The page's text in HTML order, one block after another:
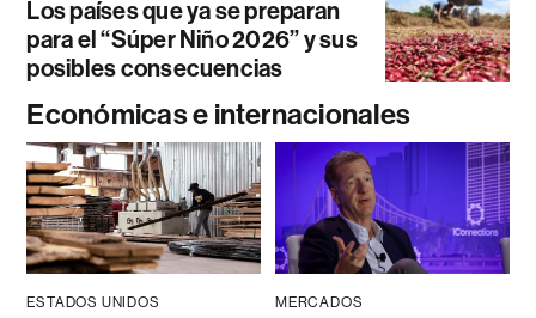
Los países que ya se preparan
para el “Súper Niño 2026” y sus
posibles consecuencias
Económicas e internacionales
ESTADOS UNIDOS MERCADOS